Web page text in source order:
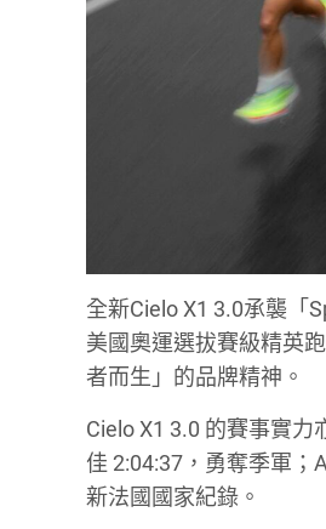
全新Cielo X1 3.0承襲「
美國奧運選拔賽級精英
者而生」的品牌精神。
Cielo X1 3.0 的賽事實
佳 2:04:37，勇奪季軍；
新法國國家紀錄。